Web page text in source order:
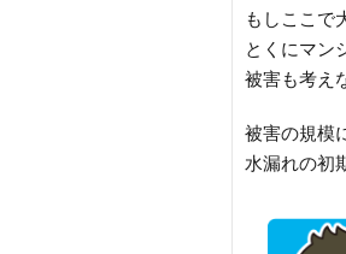
もしここで
とくにマン
被害も考え
被害の規模
水漏れの初